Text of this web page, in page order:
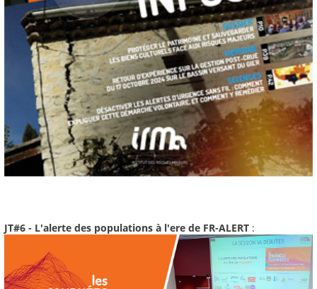
JT#6 - L'alerte des populations à l'ere de FR-ALERT :